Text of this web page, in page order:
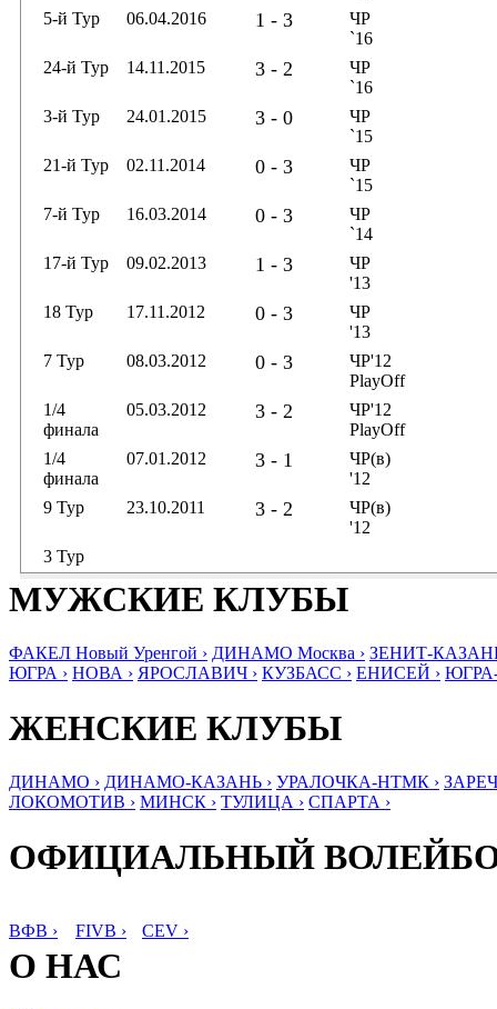
5-й Тур
06.04.2016 1 - 3
ЧР
`16
24-й Тур
14.11.2015 3 - 2
ЧР
`16
3-й Тур
24.01.2015 3 - 0
ЧР
`15
21-й Тур
02.11.2014 0 - 3
ЧР
`15
7-й Тур
16.03.2014 0 - 3
ЧР
`14
17-й Тур
09.02.2013 1 - 3
ЧР
'13
18 Тур
17.11.2012 0 - 3
ЧР
'13
7 Тур
08.03.2012 0 - 3
ЧР'12
PlayOff
1/4
финала
05.03.2012 3 - 2
ЧР'12
PlayOff
1/4
финала
07.01.2012 3 - 1
ЧР(в)
'12
9 Тур
23.10.2011 3 - 2
ЧР(в)
'12
3 Тур
МУЖСКИЕ КЛУБЫ
ФАКЕЛ Новый Уренгой › ДИНАМО Москва › ЗЕНИТ-
ЮГРА › НОВА › ЯРОСЛАВИЧ › КУЗБАСС › ЕНИСЕЙ ›
ЖЕНСКИЕ КЛУБЫ
ДИНАМО › ДИНАМО-КАЗАНЬ › УРАЛОЧКА-НТМК ›
ЛОКОМОТИВ › МИНСК › ТУЛИЦА › СПАРТА ›
ОФИЦИАЛЬНЫЙ
ВФВ › FIVB › CEV ›
О НАС